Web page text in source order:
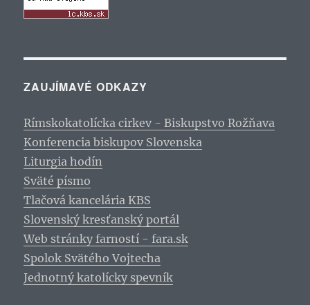
ZAUJÍMAVÉ ODKAZY
Rímskokatolícka cirkev - Biskupstvo Rožňava
Konferencia biskupov Slovenska
Liturgia hodín
Sväté písmo
Tlačová kancelária KBS
Slovenský kresťanský portál
Web stránky farností - fara.sk
Spolok Svätého Vojtecha
Jednotný katolícky spevník